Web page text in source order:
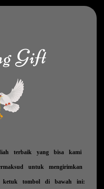
Gift
terbaik yang bisa kami
untuk mengirimkan
ketuk tombol di bawah ini: